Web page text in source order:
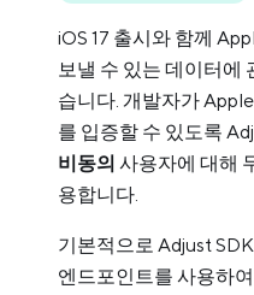
iOS 17 출시와 함께
보낼 수 있는 데이터에
습니다. 개발자가
를 입증할 수 있도록
비동의 사용자에 대해
용합니다.
기본적으로 Adjust
엔드포인트를 사용하여